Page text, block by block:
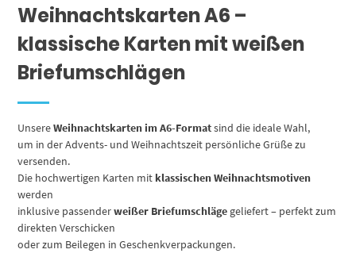
Weihnachtskarten A6 –
klassische Karten mit weißen
Briefumschlägen
UnsereWeihnachtskarten im A6-Formatsind die ideale Wahl,
um in der Advents- und Weihnachtszeit persönliche Grüße zu
versenden.
Die hochwertigen Karten mit klassischen Weihnachtsmotiven
werden
inklusive passenderweißer Briefumschläge geliefert – perfekt zum
direkten Verschicken
oder zum Beilegen in Geschenkverpackungen.